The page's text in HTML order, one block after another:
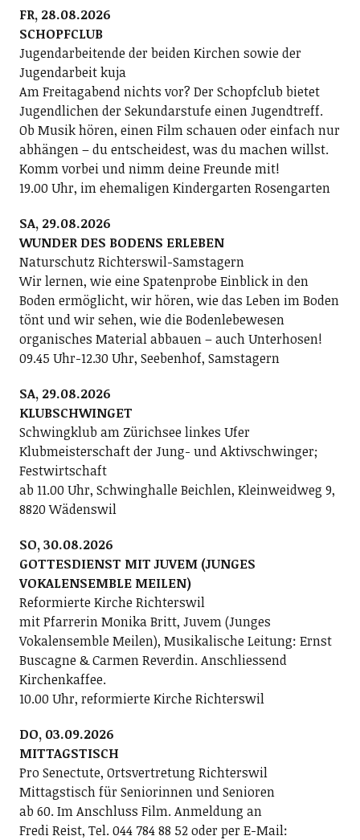
FR, 28.08.2026
SCHOPFCLUB
Jugendarbeitende der beiden Kirchen sowie der
Jugendarbeit kuja
Am Freitagabend nichts vor? Der Schopfclub bietet
Jugendlichen der Sekundarstufe einen Jugendtreff.
Ob Musik hören, einen Film schauen oder einfach nur
abhängen – du entscheidest, was du machen willst.
Komm vorbei und nimm deine Freunde mit!
19.00 Uhr, im ehemaligen Kindergarten Rosengarten
SA, 29.08.2026
WUNDER DES BODENS ERLEBEN
Naturschutz Richterswil-Samstagern
Wir lernen, wie eine Spatenprobe Einblick in den
Boden ermöglicht, wir hören, wie das Leben im Boden
tönt und wir sehen, wie die Bodenlebewesen
organisches Material abbauen – auch Unterhosen!
09.45 Uhr-12.30 Uhr, Seebenhof, Samstagern
SA, 29.08.2026
KLUBSCHWINGET
Schwingklub am Zürichsee linkes Ufer
Klubmeisterschaft der Jung- und Aktivschwinger;
Festwirtschaft
ab 11.00 Uhr, Schwinghalle Beichlen, Kleinweidweg 9,
8820 Wädenswil
SO, 30.08.2026
GOTTESDIENST MIT JUVEM (JUNGES
VOKALENSEMBLE MEILEN)
Reformierte Kirche Richterswil
mit Pfarrerin Monika Britt, Juvem (Junges
Vokalensemble Meilen), Musikalische Leitung: Ernst
Buscagne & Carmen Reverdin. Anschliessend
Kirchenkaffee.
10.00 Uhr, reformierte Kirche Richterswil
DO, 03.09.2026
MITTAGSTISCH
Pro Senectute, Ortsvertretung Richterswil
Mittagstisch für Seniorinnen und Senioren
ab 60. Im Anschluss Film. Anmeldung an
Fredi Reist, Tel. 044 784 88 52 oder per E-Mail: